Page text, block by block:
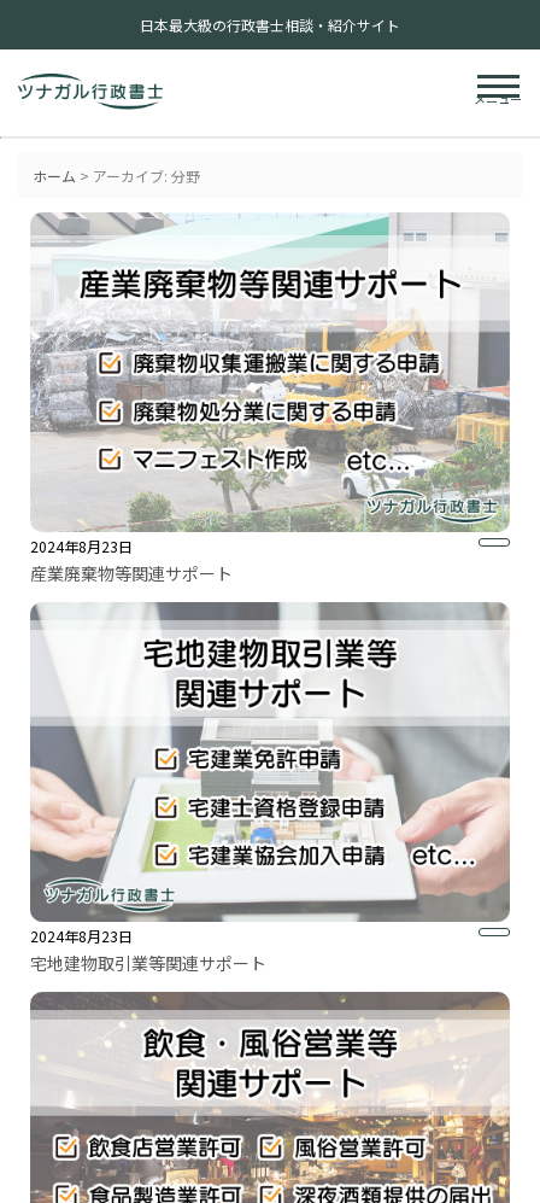
日本最大級の行政書士相談・紹介サイト
メニュー
ホーム > アーカイブ: 分野
2024年8月23日
産業廃棄物等関連サポート
2024年8月23日
宅地建物取引業等関連サポート